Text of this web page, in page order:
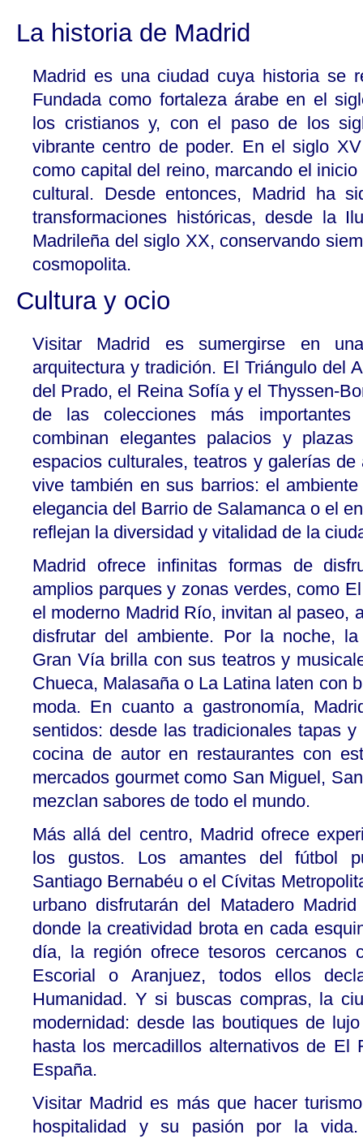
La historia de Madrid
Madrid es una ciudad cuya historia se
Fundada como fortaleza árabe en el
los cristianos y, con el paso de los
vibrante centro de poder. En el siglo
como capital del reino, marcando el
cultural. Desde entonces, Madrid ha
transformaciones históricas, desde la
Madrileña del siglo XX, conservando
cosmopolita.
Cultura y ocio
Visitar Madrid es sumergirse en
arquitectura y tradición. El Triángulo del
del Prado, el Reina Sofía y el Thyssen-
de las colecciones más
combinan elegantes palacios y
espacios culturales, teatros y galerías
vive también en sus barrios: el
elegancia del Barrio de Salamanca o el
reflejan la diversidad y vitalidad de la
Madrid ofrece infinitas formas de
amplios parques y zonas verdes, como
el moderno Madrid Río, invitan al paseo,
disfrutar del ambiente. Por la noche,
Gran Vía brilla con sus teatros y
Chueca, Malasaña o La Latina laten con
moda. En cuanto a gastronomía,
sentidos: desde las tradicionales tapas
cocina de autor en restaurantes con
mercados gourmet como San Miguel,
mezclan sabores de todo el mundo.
Más allá del centro, Madrid ofrece
los gustos. Los amantes del fútbol
Santiago Bernabéu o el Cívitas
urbano disfrutarán del Matadero
donde la creatividad brota en cada
día, la región ofrece tesoros cercanos
Escorial o Aranjuez, todos ellos
Humanidad. Y si buscas compras, la
modernidad: desde las boutiques de
hasta los mercadillos alternativos de El
España.
Visitar Madrid es más que hacer
hospitalidad y su pasión por la